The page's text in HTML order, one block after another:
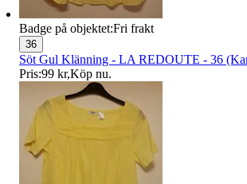
Badge på objektet:Fri frakt
36
Söt Gul Klänning - LA REDOUTE - 36
Pris:99 kr,Köp nu.